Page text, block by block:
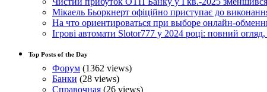
Мікаель Бьоркнерт офіційно приступає до
На что ориентироваться при выборе онлайн-
Ігрові автомати Slotor777 у 2024 році: повний
Top Posts of the Day
Форум (1362 views)
Банки (28 views)
Справочная (26 views)